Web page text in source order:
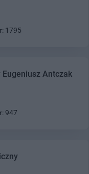
1795
Eugeniusz Antczak
947